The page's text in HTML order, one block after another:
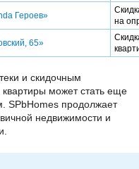
Героев»
на
65»
и скидочным
может стать еще
SPbHomes продолжает
недвижимости и